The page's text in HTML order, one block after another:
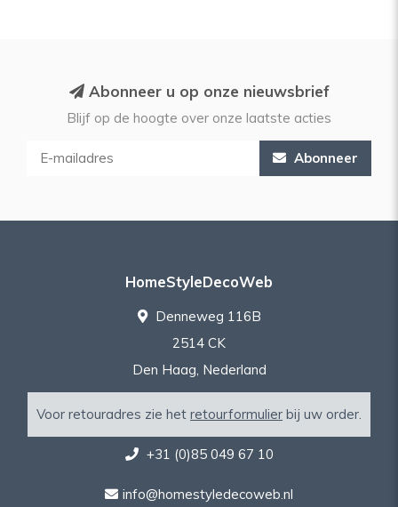
Abonneer u op onze nieuwsbrief
Blijf op de hoogte over onze laatste acties
Abonneer
HomeStyleDecoWeb
Denneweg 116B
2514 CK
Den Haag, Nederland
Voor retouradres zie het retourformulier bij uw order.
+31 (0)85 049 67 10
info@homestyledecoweb.nl